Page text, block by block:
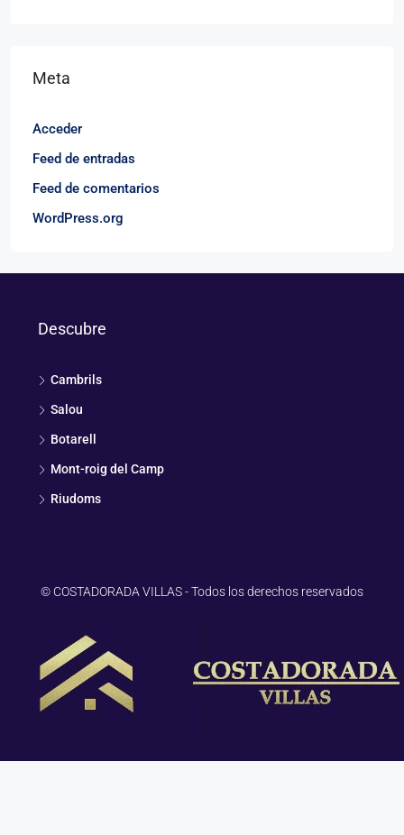
Meta
Acceder
Feed de entradas
Feed de comentarios
WordPress.org
Descubre
Cambrils
Salou
Botarell
Mont-roig del Camp
Riudoms
© COSTADORADA VILLAS - Todos los derechos reservados